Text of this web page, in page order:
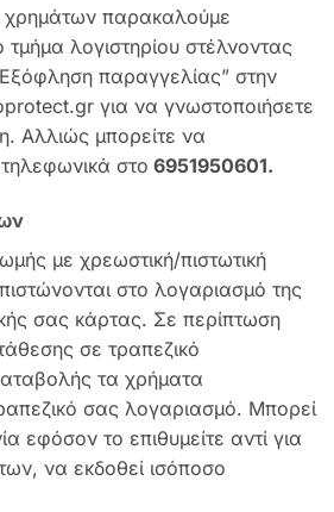
παρακαλούμε
τμήμα λογιστηρίου στέλνοντας
παραγγελίας” στην
για να γνωστοποιήσετε
Αλλιώς μπορείτε να
τηλεφωνικά στο 6951950601.
με χρεωστική/πιστωτική
στο λογαριασμό της
σας κάρτας. Σε περίπτωση
σε τραπεζικό
τα χρήματα
σας λογαριασμό. Μπορεί
εφόσον το επιθυμείτε αντί για
να εκδοθεί ισόποσο